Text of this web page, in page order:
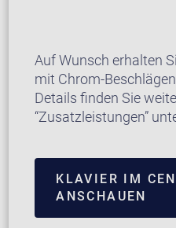
Auf Wunsch erhalten
mit Chrom-
Details finden Sie
“Zusatzleistungen”
KLAVIER IM
ANSCHAUEN